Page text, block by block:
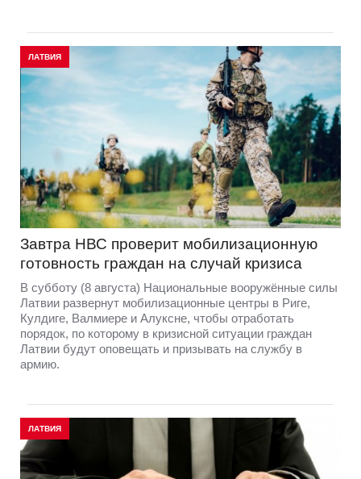
ЛАТВИЯ
Завтра НВС проверит мобилизационную
готовность граждан на случай кризиса
В субботу (8 августа) Национальные вооружённые силы
Латвии развернут мобилизационные центры в Риге,
Кулдиге, Валмиере и Алуксне, чтобы отработать
порядок, по которому в кризисной ситуации граждан
Латвии будут оповещать и призывать на службу в
армию.
ЛАТВИЯ